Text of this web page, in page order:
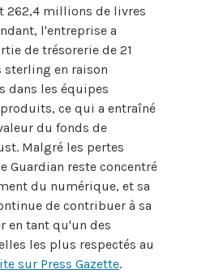
262,4 millions de livres
l'entreprise a
de trésorerie de 21
en raison
dans les équipes
ce qui a entraîné
du fonds de
Malgré les pertes
Guardian reste concentré
du numérique, et sa
de contribuer à sa
en tant qu'un des
les plus respectés au
sur Press Gazette.